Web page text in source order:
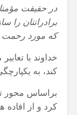
در حقيقت
برادرانتان را
كه مورد رحمت
خداوند با
کند، به
براساس محور
کرد و از افاده
24 نمایش ها
15 نمایش ها